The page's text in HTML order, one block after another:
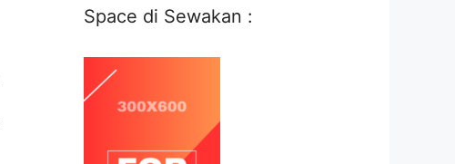
Space di Sewakan :